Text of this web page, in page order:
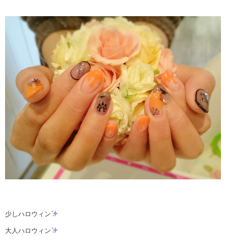
少しハロウィン
大人ハロウィン